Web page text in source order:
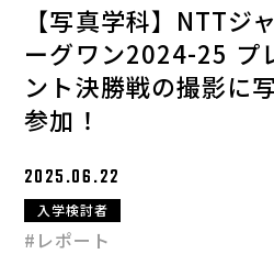
【写真学科】NTTジ
ーグワン2024-25 プ
ント決勝戦の撮影に
参加！
2025.06.22
入学検討者
#レポート